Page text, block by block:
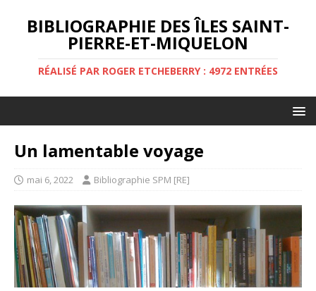
BIBLIOGRAPHIE DES ÎLES SAINT-
PIERRE-ET-MIQUELON
RÉALISÉ PAR ROGER ETCHEBERRY : 4972 ENTRÉES
Un lamentable voyage
mai 6, 2022 Bibliographie SPM [RE]